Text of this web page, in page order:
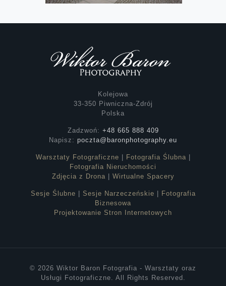
Kolejowa
33-350 Piwniczna-Zdrój
Polska
Zadzwoń: +48 665 888 409
Napisz: poczta@baronphotography.eu
Warsztaty Fotograficzne | Fotografia Ślubna |
Fotografia Nieruchomości
Zdjęcia z Drona | Wirtualne Spacery
Sesje Ślubne | Sesje Narzeczeńskie | Fotografia
Biznesowa
Projektowanie Stron Internetowych
© 2026 Wiktor Baron Fotografia - Warsztaty oraz
Usługi Fotograficzne. All Rights Reserved.